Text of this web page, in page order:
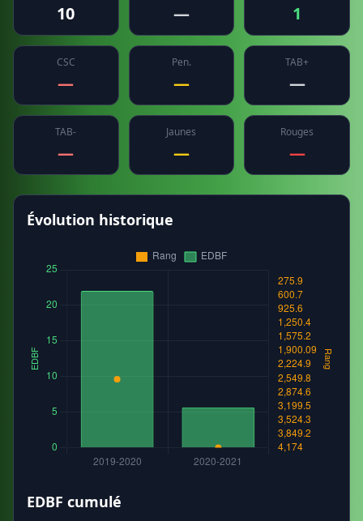
10 — 1
CSC
—
Pen.
—
TAB+
—
TAB-
—
Jaunes
—
Rouges
—
Évolution historique
EDBF cumulé